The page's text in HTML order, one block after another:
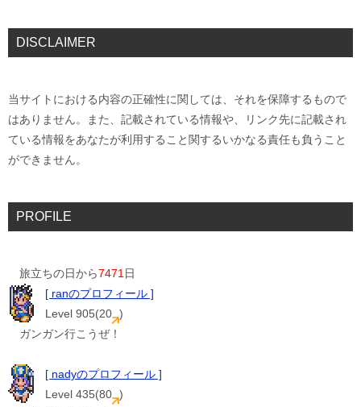
DISCLAIMER
当サイトにおける内容の正確性に関しては、それを保障するもので
はありません。また、記載されている情報や、リンク先に記載され
ている情報をあなたが利用すること関するいかなる責任も負うこと
ができません。
PROFILE
旅立ちの日から7471日
[ ranのプロフィール ]
Level 905(20 )
ガンガン行こうぜ！
[ nadyのプロフィール ]
Level 435(80 )